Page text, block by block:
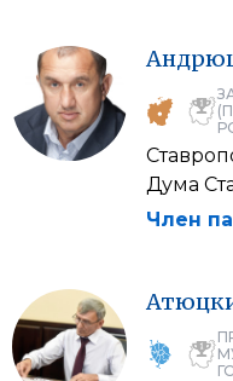
Дума
Член